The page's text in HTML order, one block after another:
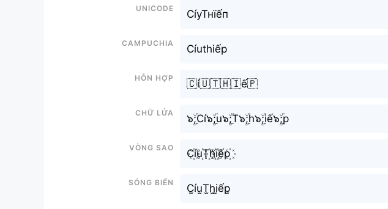
Unicode
СíуТнїếп
Campuchia
Cíuthiếp
Hỗn hợp
🇨í🇺🇹🇭🇮ế🇵
Chữ Lửa
๖ۣۜ;Cí๖ۣۜ;u๖ۣۜ;T๖ۣۜ;h๖ۣۜ;iế๖ۣۜ;p
Vòng sao
C꙰íu꙰T꙰h꙰i꙰ếp꙰
Sóng biển
C̫íu̫T̫h̫i̫ếp̫